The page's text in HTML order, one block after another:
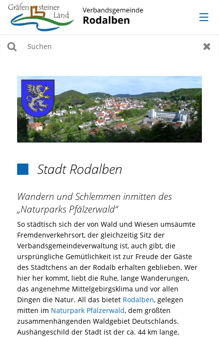
VERWALTUNG
ORTSGEMEINDEN
TOURISMUS, KULTUR & FREIZEIT
Stadt Rodalben
Wandern und Schlemmen inmitten des
„Naturparks Pfälzerwald“
So städtisch sich der von Wald und Wiesen umsäumte
Fremdenverkehrsort, der gleichzeitig Sitz der
Verbandsgemeindeverwaltung ist, auch gibt, die
ursprüngliche Gemütlichkeit ist zur Freude der Gäste
des Städtchens an der Rodalb erhalten geblieben. Wer
hier her kommt, liebt die Ruhe, lange Wanderungen,
das angenehme Mittelgebirgsklima und vor allen
Dingen die Natur. All das bietet Rodalben, gelegen
mitten im Naturpark Pfälzerwald, dem größten
zusammenhängenden Waldgebiet Deutschlands.
Aushängeschild der Stadt ist der ca. 44 km lange,